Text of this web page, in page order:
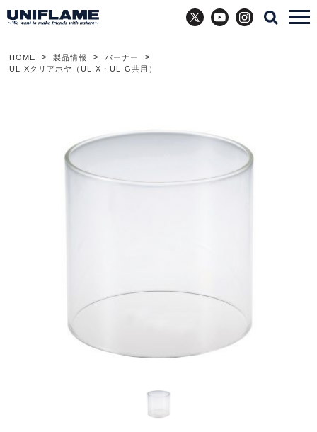
X YouTubeInstagram
HOME 製品情報
バーナー
UL-Xクリアホヤ（UL-X・UL-G共用）